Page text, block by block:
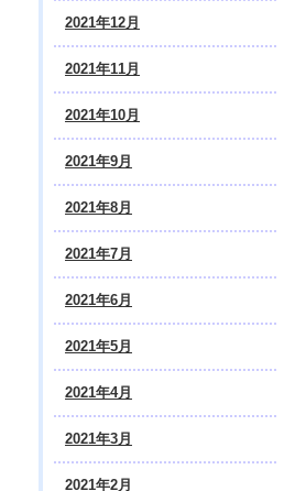
2021年12月
2021年11月
2021年10月
2021年9月
2021年8月
2021年7月
2021年6月
2021年5月
2021年4月
2021年3月
2021年2月